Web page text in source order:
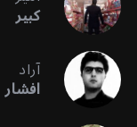
کبیر
آراد
افشار